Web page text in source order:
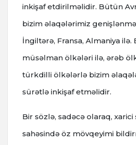
inkişaf etdirilməlidir. Bütün
bizim əlaqələrimiz
İngiltərə, Fransa, Almaniya ilə.
müsəlman ölkələri ilə, ərəb
türkdilli ölkələrlə bizim
sürətlə inkişaf etməlidir.
Bir sözlə, sadəcə olaraq, xarici
sahəsində öz mövqeyimi